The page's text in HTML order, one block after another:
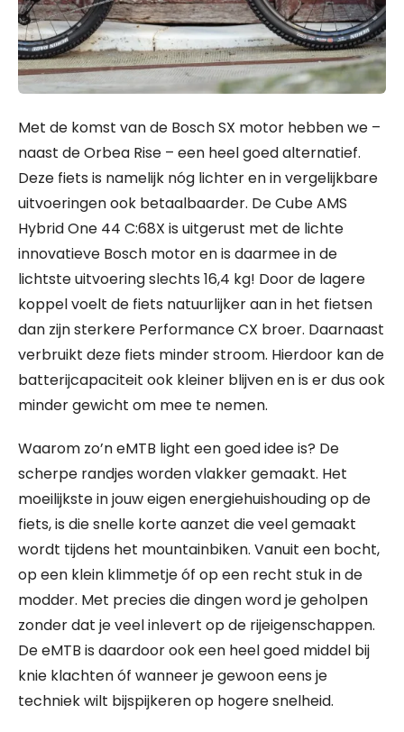
Met de komst van de Bosch SX motor hebben we –
naast de Orbea Rise – een heel goed alternatief.
Deze fiets is namelijk nóg lichter en in vergelijkbare
uitvoeringen ook betaalbaarder. De Cube AMS
Hybrid One 44 C:68X is uitgerust met de lichte
innovatieve Bosch motor en is daarmee in de
lichtste uitvoering slechts 16,4 kg! Door de lagere
koppel voelt de fiets natuurlijker aan in het fietsen
dan zijn sterkere Performance CX broer. Daarnaast
verbruikt deze fiets minder stroom. Hierdoor kan de
batterijcapaciteit ook kleiner blijven en is er dus ook
minder gewicht om mee te nemen.
Waarom zo’n eMTB light een goed idee is? De
scherpe randjes worden vlakker gemaakt. Het
moeilijkste in jouw eigen energiehuishouding op de
fiets, is die snelle korte aanzet die veel gemaakt
wordt tijdens het mountainbiken. Vanuit een bocht,
op een klein klimmetje óf op een recht stuk in de
modder. Met precies die dingen word je geholpen
zonder dat je veel inlevert op de rijeigenschappen.
De eMTB is daardoor ook een heel goed middel bij
knie klachten óf wanneer je gewoon eens je
techniek wilt bijspijkeren op hogere snelheid.